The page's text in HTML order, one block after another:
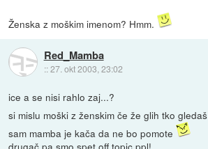
Ženska z moškim imenom? Hmm.
Red_Mamba
::27. okt 2003, 23:02
ice a se nisi rahlo zaj...?
si mislu moški z ženskim če že glih tko gledaš
sam mamba je kača da ne bo pomote
drugač pa smo spet off topic ppl!